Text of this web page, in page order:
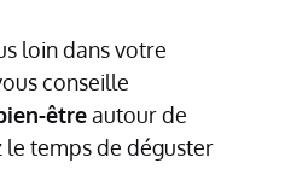
loin dans votre
conseille
êtreautour de
le temps de déguster